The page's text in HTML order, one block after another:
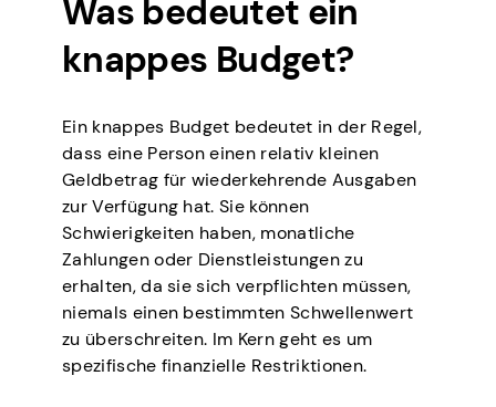
Was bedeutet ein
knappes Budget?
Ein knappes Budget bedeutet in der Regel,
dass eine Person einen relativ kleinen
Geldbetrag für wiederkehrende Ausgaben
zur Verfügung hat. Sie können
Schwierigkeiten haben, monatliche
Zahlungen oder Dienstleistungen zu
erhalten, da sie sich verpflichten müssen,
niemals einen bestimmten Schwellenwert
zu überschreiten. Im Kern geht es um
spezifische finanzielle Restriktionen.